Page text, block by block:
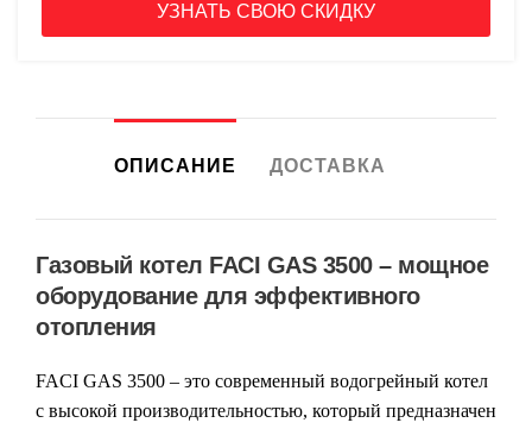
УЗНАТЬ СВОЮ СКИДКУ
ОПИСАНИЕ ДОСТАВКА
Газовый котел FACI GAS 3500 – мощное
оборудование для эффективного
отопления
FACI GAS 3500 – это современный водогрейный котел
с высокой производительностью, который предназначен